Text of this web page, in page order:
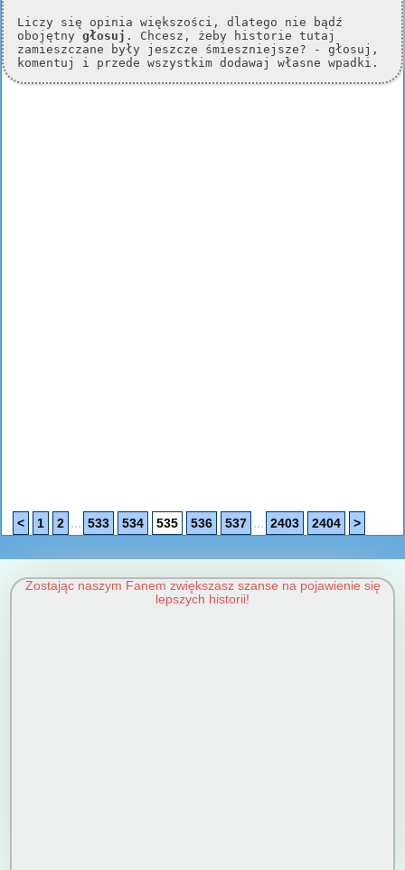
Liczy się opinia większości, dlatego nie bądź
obojętny głosuj . Chcesz, żeby historie tutaj
zamieszczane były jeszcze śmieszniejsze? - głosuj,
komentuj i przede wszystkim dodawaj własne wpadki.
< 1 2 ... 533 534 535 536 537 ... 2403 2404 >
Zostając naszym Fanem zwiększasz szanse na pojawienie się
lepszych historii!